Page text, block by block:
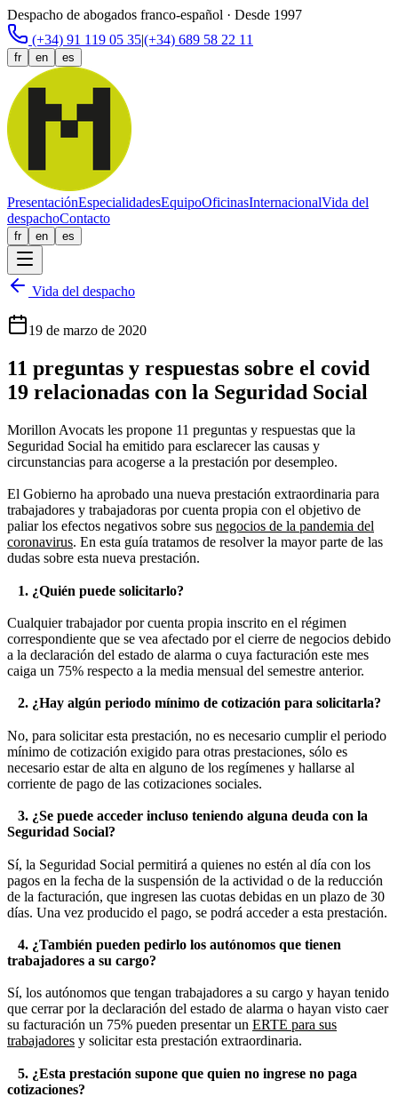
Despacho de abogados franco-español · Desde 1997
(+34) 91 119 05 35|(+34) 689 58 22 11
fr en es
PresentaciónEspecialidadesEquipoOficinasInternacionalVida del
despachoContacto
fr en es
Vida del despacho
19 de marzo de 2020
11 preguntas y respuestas sobre el covid
19 relacionadas con la Seguridad Social
Morillon Avocats les propone 11 preguntas y respuestas que la
Seguridad Social ha emitido para esclarecer las causas y
circunstancias para acogerse a la prestación por desempleo.
El Gobierno ha aprobado una nueva prestación extraordinaria para
trabajadores y trabajadoras por cuenta propia con el objetivo de
paliar los efectos negativos sobre sus negocios de la pandemia del
coronavirus. En esta guía tratamos de resolver la mayor parte de las
dudas sobre esta nueva prestación.
1. ¿Quién puede solicitarlo?
Cualquier trabajador por cuenta propia inscrito en el régimen
correspondiente que se vea afectado por el cierre de negocios debido
a la declaración del estado de alarma o cuya facturación este mes
caiga un 75% respecto a la media mensual del semestre anterior.
2. ¿Hay algún periodo mínimo de cotización para solicitarla?
No, para solicitar esta prestación, no es necesario cumplir el periodo
mínimo de cotización exigido para otras prestaciones, sólo es
necesario estar de alta en alguno de los regímenes y hallarse al
corriente de pago de las cotizaciones sociales.
3. ¿Se puede acceder incluso teniendo alguna deuda con la
Seguridad Social?
Sí, la Seguridad Social permitirá a quienes no estén al día con los
pagos en la fecha de la suspensión de la actividad o de la reducción
de la facturación, que ingresen las cuotas debidas en un plazo de 30
días. Una vez producido el pago, se podrá acceder a esta prestación.
4. ¿También pueden pedirlo los autónomos que tienen
trabajadores a su cargo?
Sí, los autónomos que tengan trabajadores a su cargo y hayan tenido
que cerrar por la declaración del estado de alarma o hayan visto caer
su facturación un 75% pueden presentar un ERTE para sus
trabajadores y solicitar esta prestación extraordinaria.
5. ¿Esta prestación supone que quien no ingrese no paga
cotizaciones?